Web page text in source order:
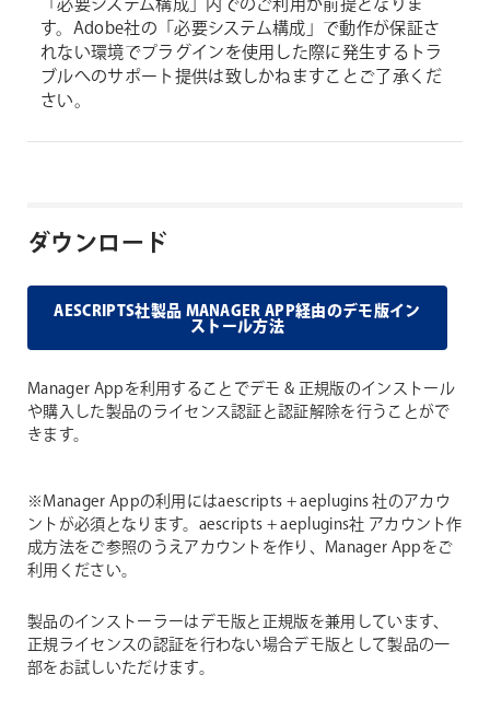
「必要システム構成」内でのご利用が前提となりま
す。Adobe社の「必要システム構成」で動作が保証さ
れない環境でプラグインを使用した際に発生するトラ
ブルへのサポート提供は致しかねますことご了承くだ
さい。
ダウンロード
AESCRIPTS社製品 MANAGER APP経由のデモ版イン
ストール方法
Manager Appを利用することでデモ & 正規版のインストール
や購入した製品のライセンス認証と認証解除を行うことがで
きます。
※Manager Appの利用にはaescripts + aeplugins 社のアカウ
ントが必須となります。aescripts + aeplugins社 アカウント作
成方法をご参照のうえアカウントを作り、Manager Appをご
利用ください。
製品のインストーラーはデモ版と正規版を兼用しています、
正規ライセンスの認証を行わない場合デモ版として製品の一
部をお試しいただけます。